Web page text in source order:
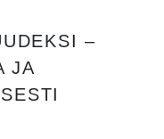
–
JA